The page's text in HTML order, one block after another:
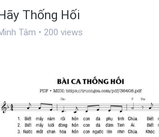
Thống Hối
Tâm • 200 views